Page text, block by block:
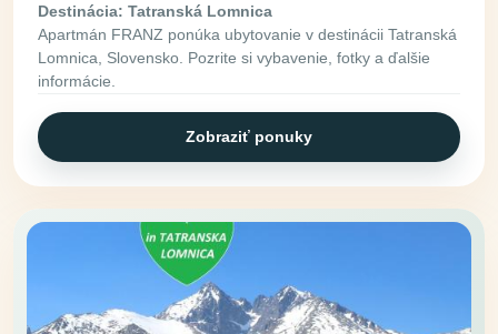
Destinácia: Tatranská Lomnica
Apartmán FRANZ ponúka ubytovanie v destinácii Tatranská
Lomnica, Slovensko. Pozrite si vybavenie, fotky a ďalšie
informácie.
Zobraziť ponuky